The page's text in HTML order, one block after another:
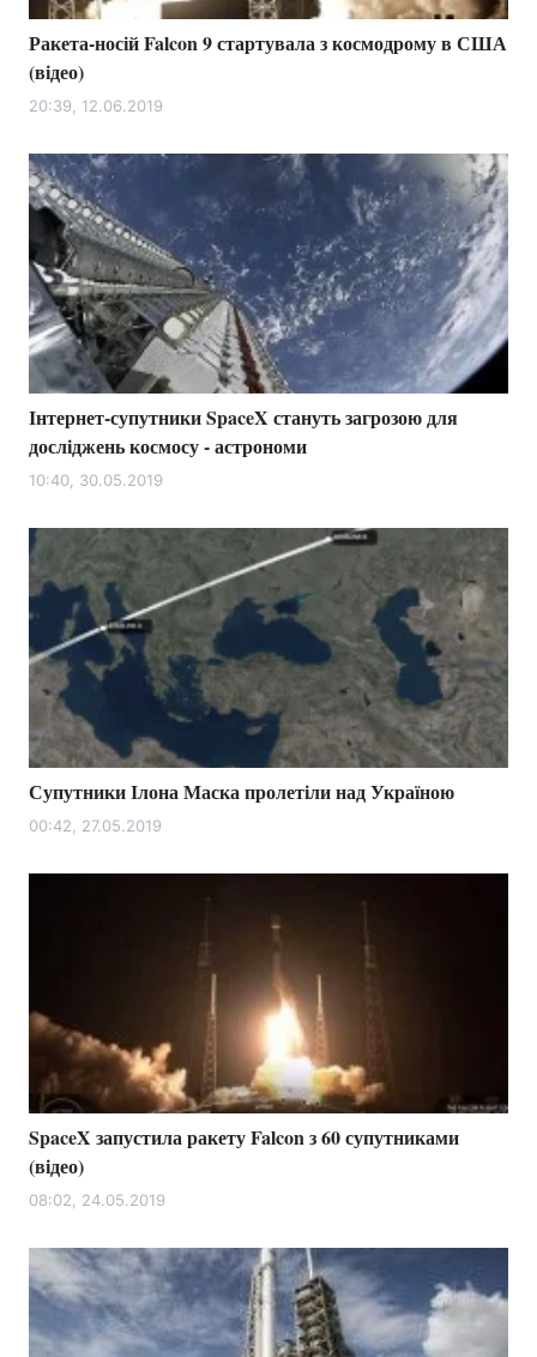
Ракета-носій Falcon 9 стартувала з космодрому в США
(відео)
20:39, 12.06.2019
Інтернет-супутники SpaceX стануть загрозою для
досліджень космосу - астрономи
10:40, 30.05.2019
Супутники Ілона Маска пролетіли над Україною
00:42, 27.05.2019
SpaceX запустила ракету Falcon з 60 супутниками
(відео)
08:02, 24.05.2019